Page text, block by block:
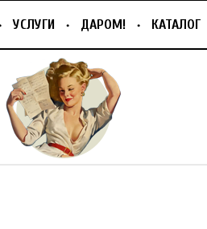
УСЛУГИ ДАРОМ! КАТАЛОГ